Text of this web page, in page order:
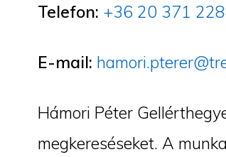
Telefon: +36 20 371
E-mail:
Hámori Péter
megkereséseket. A